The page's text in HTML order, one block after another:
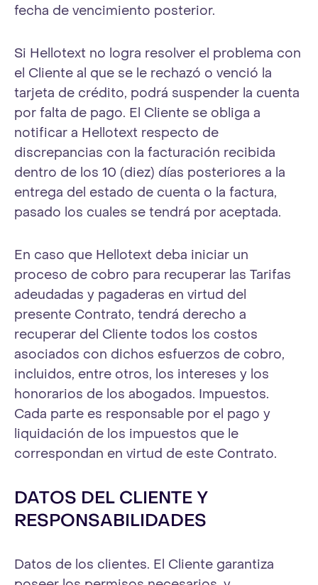
fecha de vencimiento posterior.
Si Hellotext no logra resolver el problema con
el Cliente al que se le rechazó o venció la
tarjeta de crédito, podrá suspender la cuenta
por falta de pago. El Cliente se obliga a
notificar a Hellotext respecto de
discrepancias con la facturación recibida
dentro de los 10 (diez) días posteriores a la
entrega del estado de cuenta o la factura,
pasado los cuales se tendrá por aceptada.
En caso que Hellotext deba iniciar un
proceso de cobro para recuperar las Tarifas
adeudadas y pagaderas en virtud del
presente Contrato, tendrá derecho a
recuperar del Cliente todos los costos
asociados con dichos esfuerzos de cobro,
incluidos, entre otros, los intereses y los
honorarios de los abogados. Impuestos.
Cada parte es responsable por el pago y
liquidación de los impuestos que le
correspondan en virtud de este Contrato.
DATOS DEL CLIENTE Y
RESPONSABILIDADES
Datos de los clientes. El Cliente garantiza